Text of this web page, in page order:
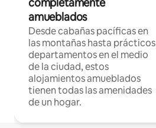
completamente
amueblados
Desde cabañas pacíficas en
las montañas hasta prácticos
departamentos en el medio
de la ciudad, estos
alojamientos amueblados
tienen todas las amenidades
de un hogar.